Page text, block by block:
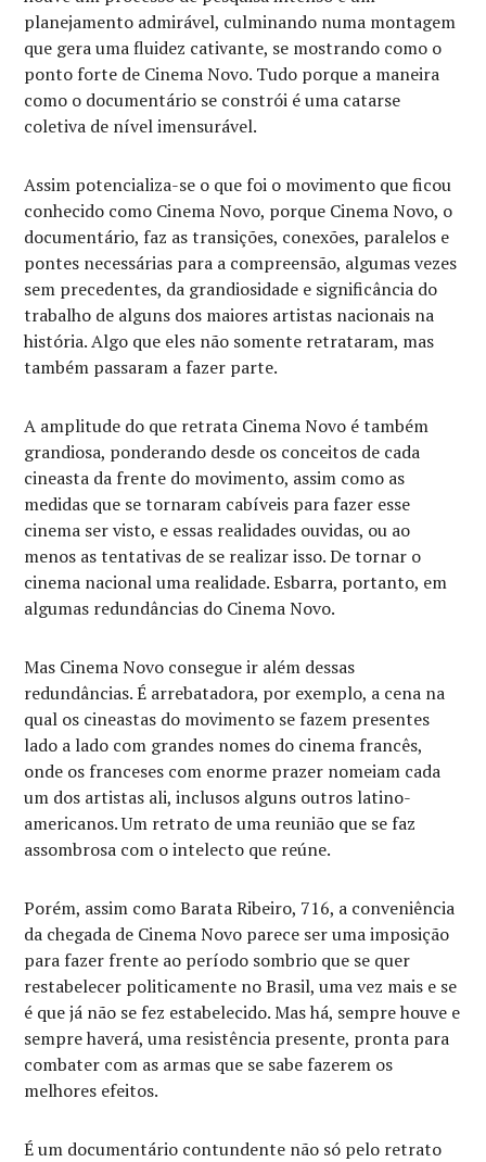
planejamento admirável, culminando numa montagem
que gera uma fluidez cativante, se mostrando como o
ponto forte de Cinema Novo. Tudo porque a maneira
como o documentário se constrói é uma catarse
coletiva de nível imensurável.
Assim potencializa-se o que foi o movimento que ficou
conhecido como Cinema Novo, porque Cinema Novo, o
documentário, faz as transições, conexões, paralelos e
pontes necessárias para a compreensão, algumas vezes
sem precedentes, da grandiosidade e significância do
trabalho de alguns dos maiores artistas nacionais na
história. Algo que eles não somente retrataram, mas
também passaram a fazer parte.
A amplitude do que retrata Cinema Novo é também
grandiosa, ponderando desde os conceitos de cada
cineasta da frente do movimento, assim como as
medidas que se tornaram cabíveis para fazer esse
cinema ser visto, e essas realidades ouvidas, ou ao
menos as tentativas de se realizar isso. De tornar o
cinema nacional uma realidade. Esbarra, portanto, em
algumas redundâncias do Cinema Novo.
Mas Cinema Novo consegue ir além dessas
redundâncias. É arrebatadora, por exemplo, a cena na
qual os cineastas do movimento se fazem presentes
lado a lado com grandes nomes do cinema francês,
onde os franceses com enorme prazer nomeiam cada
um dos artistas ali, inclusos alguns outros latino-
americanos. Um retrato de uma reunião que se faz
assombrosa com o intelecto que reúne.
Porém, assim como Barata Ribeiro, 716, a conveniência
da chegada de Cinema Novo parece ser uma imposição
para fazer frente ao período sombrio que se quer
restabelecer politicamente no Brasil, uma vez mais e se
é que já não se fez estabelecido. Mas há, sempre houve e
sempre haverá, uma resistência presente, pronta para
combater com as armas que se sabe fazerem os
melhores efeitos.
É um documentário contundente não só pelo retrato